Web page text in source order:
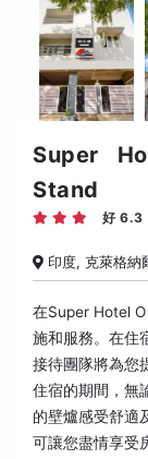
Super
Stand
好 6.3
印度, 克萊格納
在Super Hotel
施和服務。在住
接待團隊將為您
住宿的期間，無
的壁爐感受舒適
可讓您盡情享受